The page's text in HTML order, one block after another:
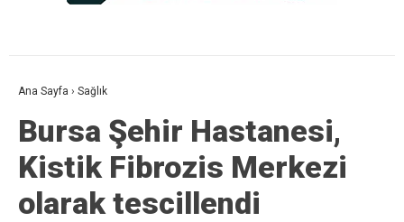
Ana Sayfa › Sağlık
Bursa Şehir Hastanesi,
Kistik Fibrozis Merkezi
olarak tescillendi